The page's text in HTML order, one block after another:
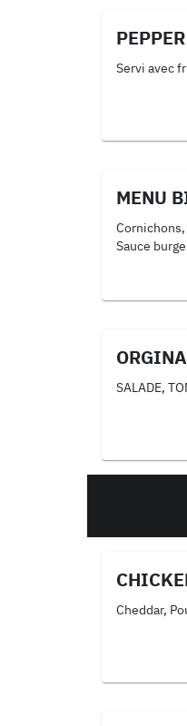
Servi avec
MENU
Cornichons,
Sauce
SALADE,
Cheddar,